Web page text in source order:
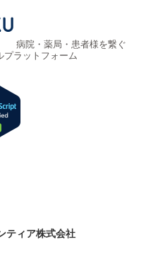
病院・薬局・患者様を繋ぐ
プラットフォーム
ティア株式会社